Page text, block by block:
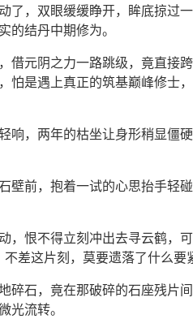
了，双眼缓缓睁开，眸底掠
的结丹中期修为。
借元阴之力一路跳级，竟直接
怕是遇上真正的筑基巅峰修士，
响，两年的枯坐让身形稍显僵
壁前，抱着一试的心思抬手轻
，恨不得立刻冲出去寻云鹤，
差这片刻，莫要遗落了什么要
碎石，竟在那破碎的石座残片
光流转。